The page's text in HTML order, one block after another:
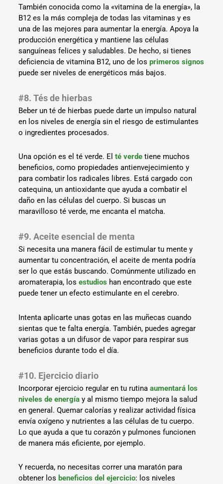
También conocida como la «vitamina de la energía», la
B12 es la más compleja de todas las vitaminas y es
una de las mejores para aumentar la energía. Apoya la
producción energética y mantiene las células
sanguíneas felices y saludables. De hecho, si tienes
deficiencia de vitamina B12, uno de losprimeros signos
puede ser niveles de energéticos más bajos.
#8. Tés de hierbas
Beber un té de hierbas puede darte un impulso natural
en los niveles de energía sin el riesgo de estimulantes
o ingredientes procesados.
Una opción es el té verde. Elté verde tiene muchos
beneficios, como propiedades antienvejecimiento y
para combatir los radicales libres. Está cargado con
catequina, un antioxidante que ayuda a combatir el
daño en las células del cuerpo. Si buscas un
maravilloso té verde, me encanta el matcha.
#9. Aceite esencial de menta
Si necesita una manera fácil de estimular tu mente y
aumentar tu concentración, el aceite de menta podría
ser lo que estás buscando. Comúnmente utilizado en
aromaterapia, losestudios han encontrado que este
puede tener un efecto estimulante en el cerebro.
Intenta aplicarte unas gotas en las muñecas cuando
sientas que te falta energía. También, puedes agregar
varias gotas a un difusor de vapor para respirar sus
beneficios durante todo el día.
#10. Ejercicio diario
Incorporar ejercicio regular en tu rutinaaumentará los
niveles de energía y al mismo tiempo mejora la salud
en general. Quemar calorías y realizar actividad física
envía oxígeno y nutrientes a las células de tu cuerpo.
Lo que ayuda a que tu corazón y pulmones funcionen
de manera más eficiente, por ejemplo.
Y recuerda, no necesitas correr una maratón para
obtener los beneficios del ejercicio: los niveles